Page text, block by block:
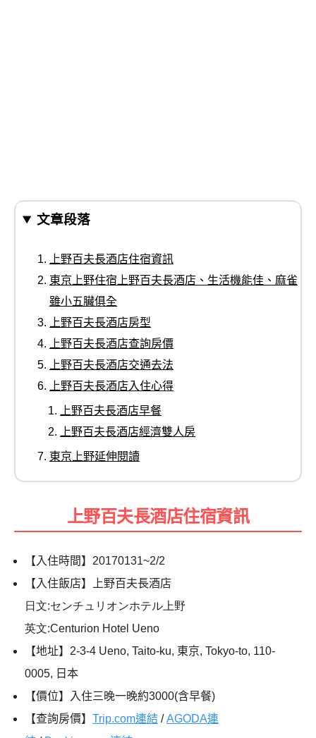
文章段落
上野百夫長酒店住宿資訊
東京上野住宿上野百夫長酒店、生活機能佳、麻雀
雖小五臟俱全
上野百夫長酒店房型
上野百夫長酒店查詢房價
上野百夫長酒店交通去法
上野百夫長酒店入住心得
上野百夫長酒店早餐
上野百夫長酒店經濟雙人房
東京上野延伸閱讀
上野百夫長酒店住宿資訊
【入住時間】 20170131~2/2
【入住飯店】上野百夫長酒店
日文:センチュリオンホテル上野
英文:Centurion Hotel Ueno
【地址】 2-3-4 Ueno, Taito-ku, 東京, Tokyo-to, 110-
0005, 日本
【價位】入住三晚一晚約3000(含早餐)
【查詢房價】 Trip.com連結 /AGODA連